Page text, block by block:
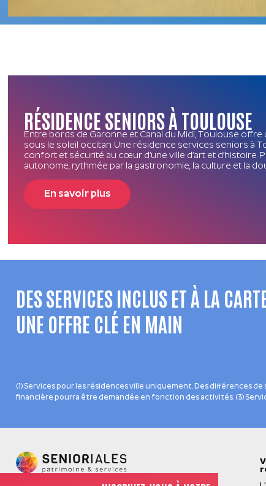
RÉSIDENCE SENIORS À TOULOUSE
Entre bords de Garonne et Canal du Midi, Toulouse
sous le soleil occitan. Une résidence services seniors à
confort et sécurité au cœur d’une ville d’art et d’histoire.
autonome, rythmée par la gastronomie, la culture et la
En savoir plus
DES SERVICES INCLUS ET À LA
UNE OFFRE CLÉ EN MAIN
(1) Services pour les résidences ville uniquement. Des différences
financière pourra être demandée en fonction des activités. (3)